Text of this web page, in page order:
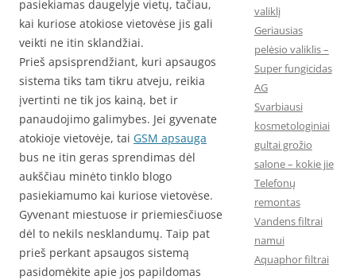
pasiekiamas daugelyje vietų, tačiau,
kai kuriose atokiose vietovėse jis gali
veikti ne itin sklandžiai.
Prieš apsisprendžiant, kuri apsaugos
sistema tiks tam tikru atveju, reikia
įvertinti ne tik jos kainą, bet ir
panaudojimo galimybes. Jei gyvenate
atokioje vietovėje, tai GSM apsauga
bus ne itin geras sprendimas dėl
aukščiau minėto tinklo blogo
pasiekiamumo kai kuriose vietovėse.
Gyvenant miestuose ir priemiesčiuose
dėl to nekils nesklandumų. Taip pat
prieš perkant apsaugos sistemą
pasidomėkite apie jos papildomas
valiklį
Geriausias
pelėsio valiklis –
Super fungicidas
AG
Svarbiausi
kosmetologiniai
gultai grožio
salone – kokie jie
Telefonų
remontas
Vandens filtrai
namui
Aquaphor filtrai